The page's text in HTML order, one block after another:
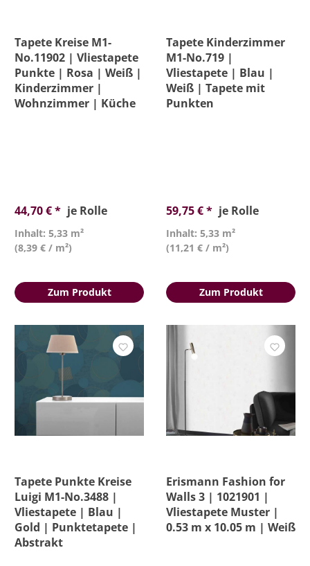
Tapete Kreise M1-
No.11902 | Vliestapete
Punkte | Rosa | Weiß |
Kinderzimmer |
Wohnzimmer | Küche
44,70 € * je Rolle
Inhalt: 5,33 m²
(8,39 € / m²)
Zum Produkt
Tapete Kinderzimmer
M1-No.719 |
Vliestapete | Blau |
Weiß | Tapete mit
Punkten
59,75 € * je Rolle
Inhalt: 5,33 m²
(11,21 € / m²)
Zum Produkt
Tapete Punkte Kreise
Luigi M1-No.3488 |
Vliestapete | Blau |
Gold | Punktetapete |
Abstrakt
Erismann Fashion for
Walls 3 | 1021901 |
Vliestapete Muster |
0.53 m x 10.05 m | Weiß